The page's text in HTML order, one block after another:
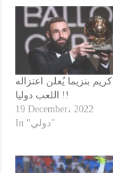
كريم بنزيما يُعلن اعتزاله
اللعب دوليا !!
19 December، 2022
In "دولي"